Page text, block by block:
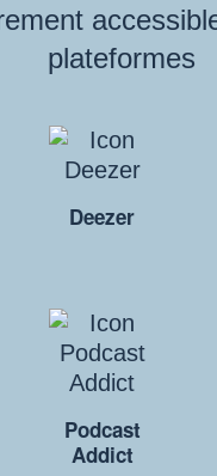
plateformes
Deezer
Podcast
Addict